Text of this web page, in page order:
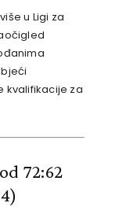
u Ligi za
kvalifikacije za
72:62